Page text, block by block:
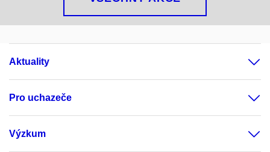
Aktuality
Pro uchazeče
Výzkum